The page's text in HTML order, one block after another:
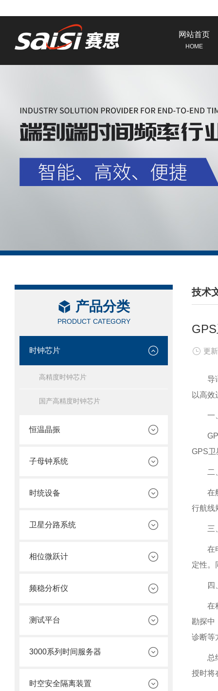
网站首页
HOME
产品分类
PRODUCT CATEGORY
时钟芯片
高精度时钟芯片
国产高精度时钟芯片
恒温晶振
子母钟系统
时统设备
卫星分路系统
相位微跃计
频稳分析仪
测试平台
3000系列时间服务器
时空安全隔离装置
技术
/
更
导
以高
一
GPS卫
二
在
行航线
三
在
定性。
四
在
勘探中
诊断等
总
授时将